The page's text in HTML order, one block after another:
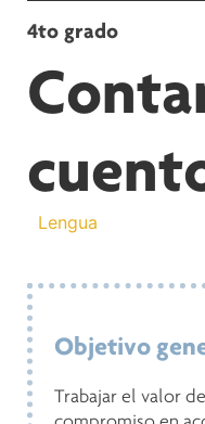
4to grado
Lengua
Objetivo
Trabajar el valor